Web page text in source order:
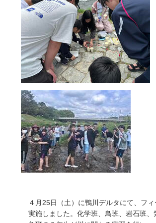
４月25日（土）に鴨川デルタにて、フ
実施しました。化学班、鳥班、岩石班、